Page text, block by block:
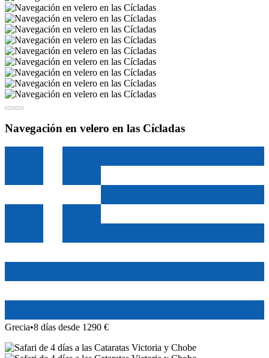
Navegación en velero en las Cícladas
Grecia•8 días desde 1290 €